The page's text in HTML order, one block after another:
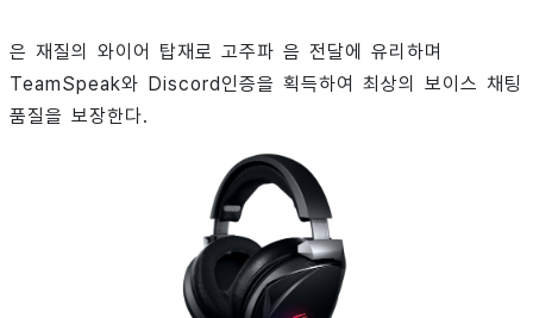
은 재질의 와이어 탑재로 고주파 음 전달에 유리하며
TeamSpeak와 Discord인증을 획득하여 최상의 보이스 채팅
품질을 보장한다.